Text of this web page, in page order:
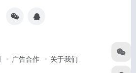
广告合作 关于我们